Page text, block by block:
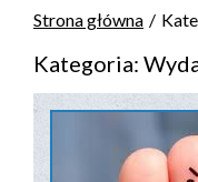
Strona główna
Kategoria: